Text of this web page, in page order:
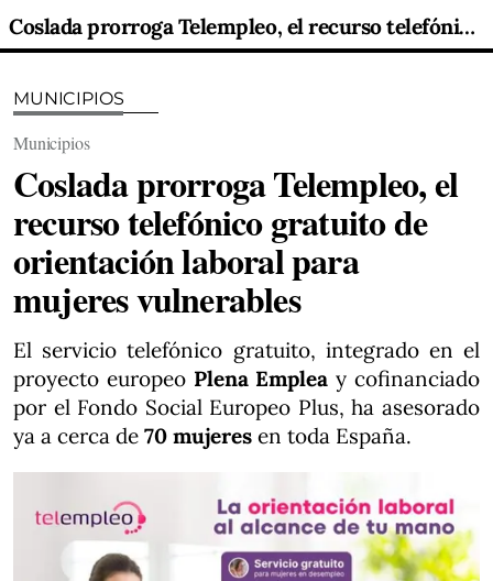
Coslada prorroga Telempleo, el recurso telefónico gratuito de orientación laboral para mujeres vulnerables
MUNICIPIOS
Municipios
Coslada prorroga Telempleo, el
recurso telefónico gratuito de
orientación laboral para
mujeres vulnerables
El servicio telefónico gratuito, integrado en el
proyecto europeo Plena Emplea y cofinanciado
por el Fondo Social Europeo Plus, ha asesorado
ya a cerca de 70 mujeres en toda España.